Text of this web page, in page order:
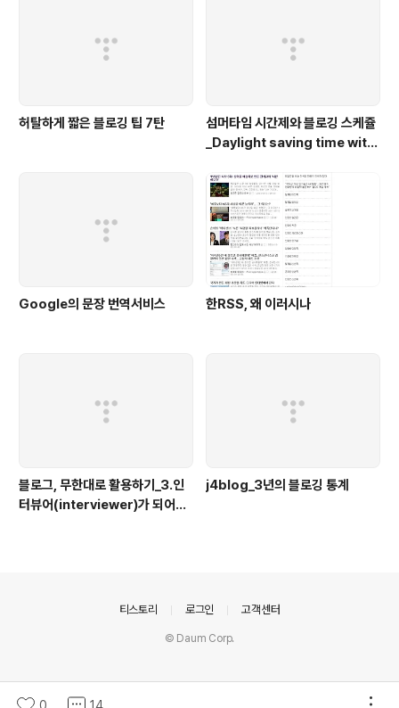
허탈하게 짧은 블로깅 팁 7탄
섬머타임 시간제와 블로깅 스케쥴
_Daylight saving time with
Google의 문장 번역서비스 한RSS, 왜 이러시나
블로그, 무한대로 활용하기_3.인
터뷰어(interviewer)가 되어보
j4blog_3년의 블로깅 통계
티스토리 로그인 고객센터
© Daum Corp.